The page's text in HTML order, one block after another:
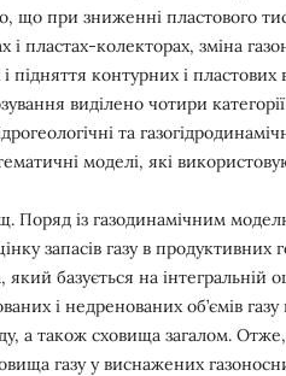
що при зниженні пластового
і пластах-колекторах, зміна
підняття контурних і пластових
виділено чотири
та
моделі, які
Поряд із газодинамічним
запасів газу в продуктивних
який базується на інтегральній
і недренованих об’ємів
а також сховища загалом.
газу у виснажених